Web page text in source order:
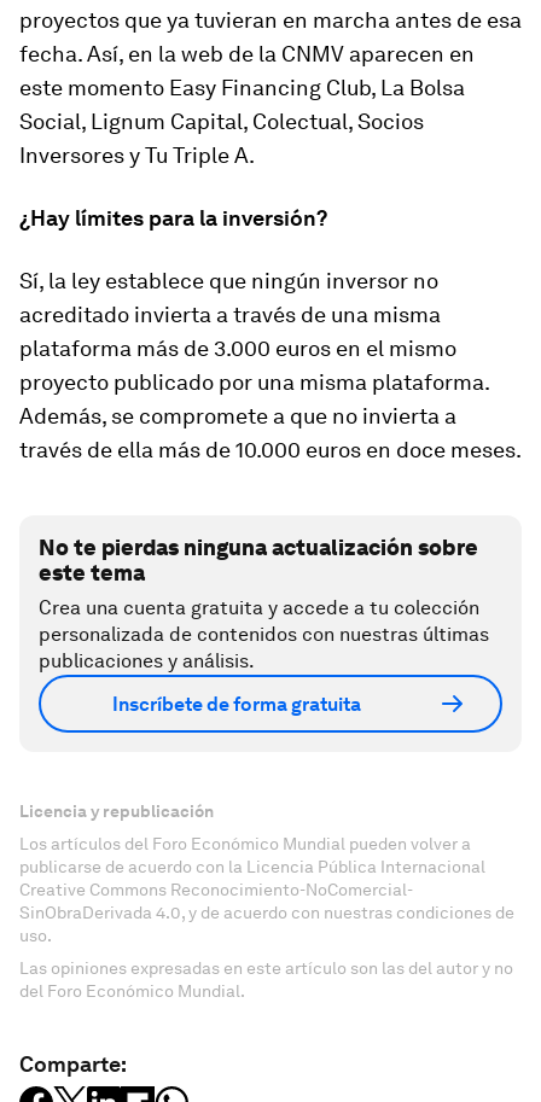
proyectos que ya tuvieran en marcha antes de esa
fecha. Así, en la web de la CNMV aparecen en
este momento Easy Financing Club, La Bolsa
Social, Lignum Capital, Colectual, Socios
Inversores y Tu Triple A.
¿Hay límites para la inversión?
Sí, la ley establece que ningún inversor no
acreditado invierta a través de una misma
plataforma más de 3.000 euros en el mismo
proyecto publicado por una misma plataforma.
Además, se compromete a que no invierta a
través de ella más de 10.000 euros en doce meses.
No te pierdas ninguna actualización sobre
este tema
Crea una cuenta gratuita y accede a tu colección
personalizada de contenidos con nuestras últimas
publicaciones y análisis.
Inscríbete de forma gratuita
Licencia y republicación
Los artículos del Foro Económico Mundial pueden volver a
publicarse de acuerdo con la Licencia Pública Internacional
Creative Commons Reconocimiento-NoComercial-
SinObraDerivada 4.0, y de acuerdo con nuestras condiciones de
uso.
Las opiniones expresadas en este artículo son las del autor y no
del Foro Económico Mundial.
Comparte: